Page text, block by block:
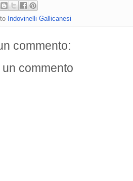
Indovinelli Gallicanesi
commento:
un commento